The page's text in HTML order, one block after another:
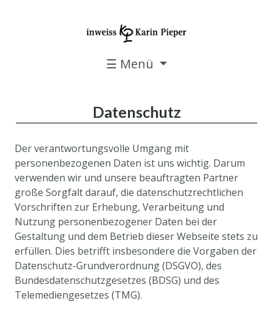
☰ Menü
Datenschutz
Der verantwortungsvolle Umgang mit
personenbezogenen Daten ist uns wichtig. Darum
verwenden wir und unsere beauftragten Partner
große Sorgfalt darauf, die datenschutzrechtlichen
Vorschriften zur Erhebung, Verarbeitung und
Nutzung personenbezogener Daten bei der
Gestaltung und dem Betrieb dieser Webseite stets zu
erfüllen. Dies betrifft insbesondere die Vorgaben der
Datenschutz-Grundverordnung (DSGVO), des
Bundesdatenschutzgesetzes (BDSG) und des
Telemediengesetzes (TMG).